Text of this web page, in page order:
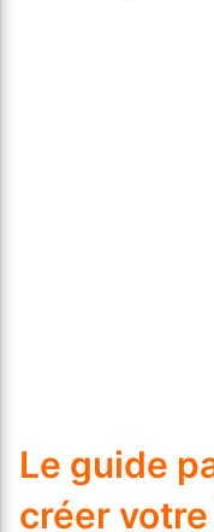
Le guide
créer